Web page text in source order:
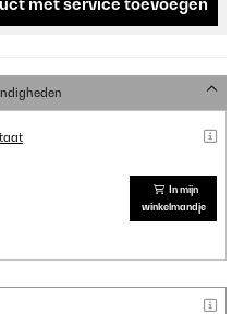
In mijn
winkelmandje